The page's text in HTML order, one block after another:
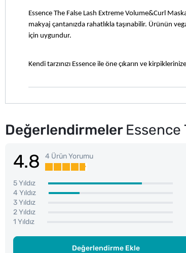
Essence The False Lash Extreme Volume&Curl
makyaj çantanızda rahatlıkla taşınabilir. Ürünün
için uygundur.
Kendi tarzınızı Essence ile öne çıkarın ve
Değerlendirmeler Essence
4.8 4 Ürün Yorumu
5 Yıldız
4 Yıldız
3 Yıldız
2 Yıldız
1 Yıldız
Değerlendirme Ekle